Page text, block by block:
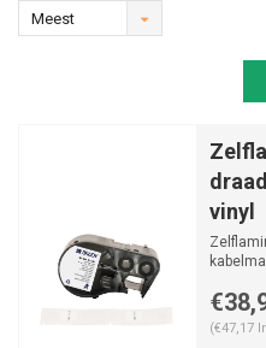
Meest
vinyl
(€47,17